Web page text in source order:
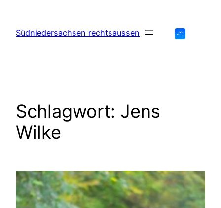
springen
Südniedersachsen rechtsaussen
Schlagwort: Jens
Wilke